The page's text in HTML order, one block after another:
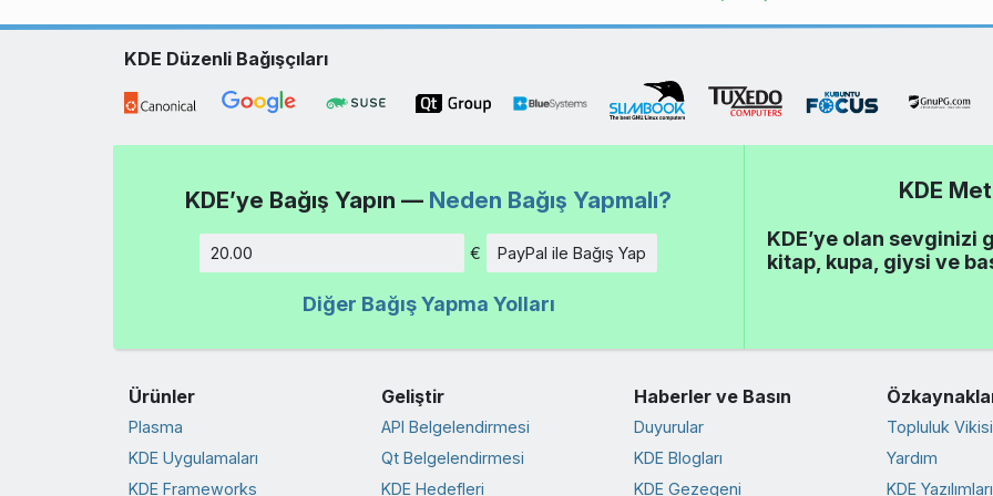
KDE Düzenli Bağışçıları
KDE’ye Bağış Yapın — Neden Bağış Yapmalı?
€ PayPal ile Bağış Yap
Diğer Bağış Yapma Yolları
KDE
KDE’ye olan sevginizi
kitap, kupa, giysi ve
Ürünler
Plasma
KDE Uygulamaları
KDE Frameworks
Geliştir
API Belgelendirmesi
Qt Belgelendirmesi
KDE Hedefleri
Haberler ve Basın
Duyurular
KDE Blogları
KDE Gezegeni
Topluluk Vikisi
Yardım
KDE